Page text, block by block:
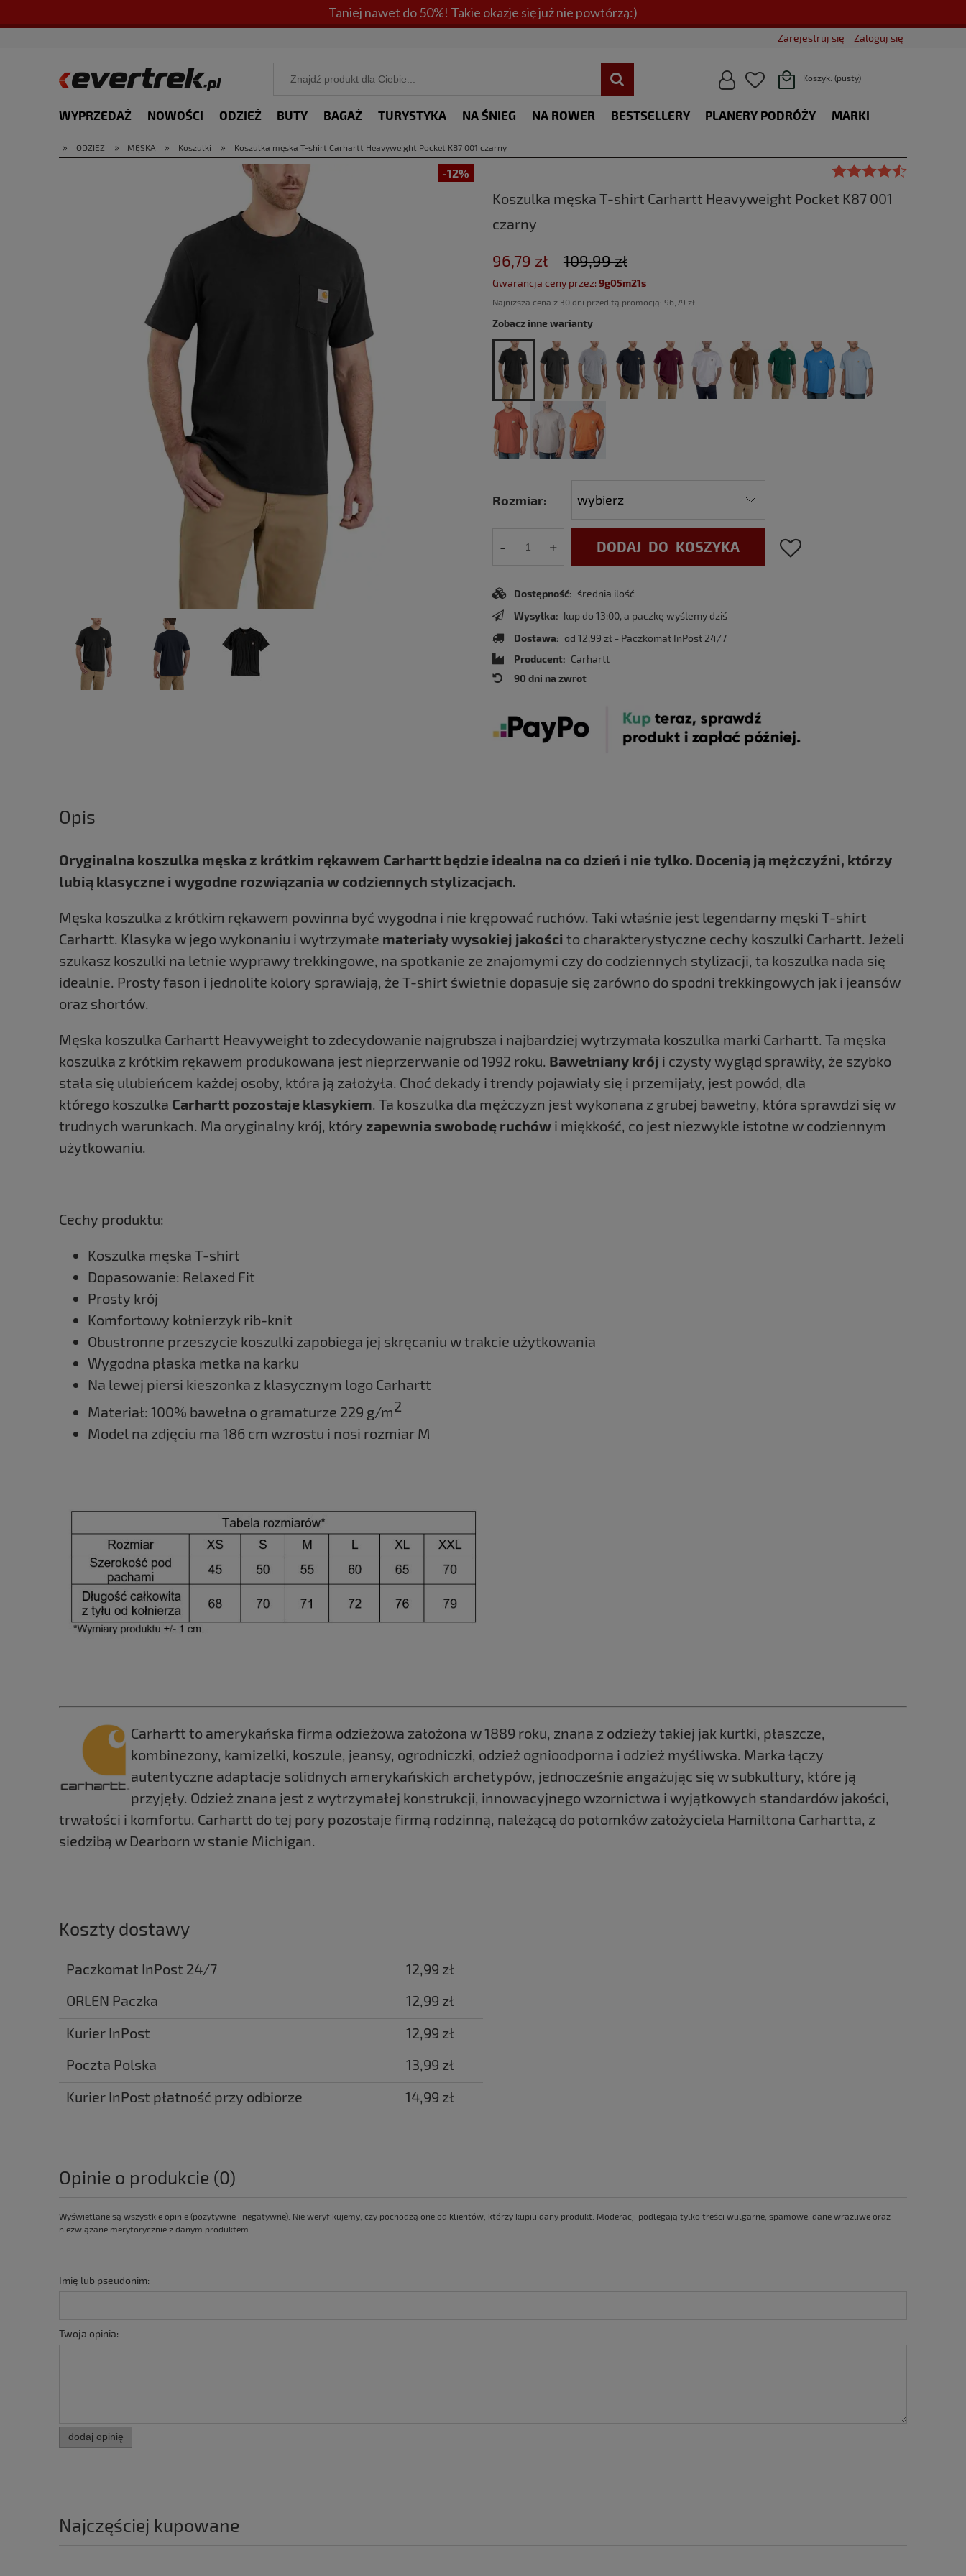
Taniej nawet do 50%! Takie okazje się już nie powtórzą:)
Zarejestruj się Zaloguj się
Koszyk: (pusty)
WYPRZEDAŻ NOWOŚCI ODZIEŻ BUTY BAGAŻ TURYSTYKA NA ŚNIEG NA ROWER BESTSELLERY PLANERY PODRÓŻY MARKI
» ODZIEŻ » MĘSKA » Koszulki » Koszulka męska T-shirt Carhartt Heavyweight Pocket K87 001 czarny
-12%
Koszulka męska T-shirt Carhartt Heavyweight Pocket K87 001
czarny
96,79 zł 109,99 zł
Gwarancja ceny przez:9g05m20s
Najniższa cena z 30 dni przed tą promocją: 96,79 zł
Zobacz inne warianty
Rozmiar:
- + DODAJ DO KOSZYKA
Dostępność: średnia ilość
Wysyłka: kup do 13:00, a paczkę wyślemy dziś
Dostawa: od 12,99 zł - Paczkomat InPost 24/7
Producent: Carhartt
90 dni na zwrot
Opis
Oryginalna koszulka męska z krótkim rękawem Carhartt będzie idealna na co dzień i nie tylko. Docenią ją mężczyźni, którzy
lubią klasyczne i wygodne rozwiązania w codziennych stylizacjach.
Męska koszulka z krótkim rękawem powinna być wygodna i nie krępować ruchów. Taki właśnie jest legendarny męski T-shirt
Carhartt. Klasyka w jego wykonaniu i wytrzymałe materiały wysokiej jakości to charakterystyczne cechy koszulki Carhartt. Jeżeli
szukasz koszulki na letnie wyprawy trekkingowe, na spotkanie ze znajomymi czy do codziennych stylizacji, ta koszulka nada się
idealnie. Prosty fason i jednolite kolory sprawiają, że T-shirt świetnie dopasuje się zarówno do spodni trekkingowych jak i jeansów
oraz shortów.
Męska koszulka Carhartt Heavyweight to zdecydowanie najgrubsza i najbardziej wytrzymała koszulka marki Carhartt. Ta męska
koszulka z krótkim rękawem produkowana jest nieprzerwanie od 1992 roku. Bawełniany krój i czysty wygląd sprawiły, że szybko
stała się ulubieńcem każdej osoby, która ją założyła. Choć dekady i trendy pojawiały się i przemijały, jest powód, dla
którego koszulka Carhartt pozostaje klasykiem. Ta koszulka dla mężczyzn jest wykonana z grubej bawełny, która sprawdzi się w
trudnych warunkach. Ma oryginalny krój, który zapewnia swobodę ruchów i miękkość, co jest niezwykle istotne w codziennym
użytkowaniu.
Cechy produktu:
Koszulka męska T-shirt
Dopasowanie: Relaxed Fit
Prosty krój
Komfortowy kołnierzyk rib-knit
Obustronne przeszycie koszulki zapobiega jej skręcaniu w trakcie użytkowania
Wygodna płaska metka na karku
Na lewej piersi kieszonka z klasycznym logo Carhartt
Materiał: 100% bawełna o gramaturze 229 g/m2
Model na zdjęciu ma 186 cm wzrostu i nosi rozmiar M
Carhartt to amerykańska firma odzieżowa założona w 1889 roku, znana z odzieży takiej jak kurtki, płaszcze,
kombinezony, kamizelki, koszule, jeansy, ogrodniczki, odzież ognioodporna i odzież myśliwska. Marka łączy
autentyczne adaptacje solidnych amerykańskich archetypów, jednocześnie angażując się w subkultury, które ją
przyjęły. Odzież znana jest z wytrzymałej konstrukcji, innowacyjnego wzornictwa i wyjątkowych standardów jakości,
trwałości i komfortu. Carhartt do tej pory pozostaje firmą rodzinną, należącą do potomków założyciela Hamiltona Carhartta, z
siedzibą w Dearborn w stanie Michigan.
Koszty dostawy
Paczkomat InPost 24/7
12,99 zł
ORLEN Paczka
12,99 zł
Kurier InPost
12,99 zł
Poczta Polska
13,99 zł
Kurier InPost płatność przy odbiorze
14,99 zł
Opinie o produkcie (0)
Wyświetlane są wszystkie opinie (pozytywne i negatywne). Nie weryfikujemy, czy pochodzą one od klientów, którzy kupili dany produkt. Moderacji podlegają tylko treści wulgarne, spamowe, dane wrażliwe oraz
niezwiązane merytorycznie z danym produktem.
Imię lub pseudonim:
Twoja opinia:
dodaj opinię
Najczęściej kupowane